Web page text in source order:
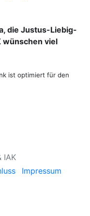
die Justus-Liebig-
wünschen viel
ist optimiert für den
IAK
Impressum